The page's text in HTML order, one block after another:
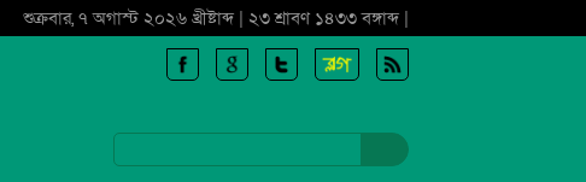
শুক্রবার, ৭ অগাস্ট ২০২৬ খ্রীষ্টাব্দ | ২৩ শ্রাবণ ১৪৩৩ বঙ্গাব্দ |